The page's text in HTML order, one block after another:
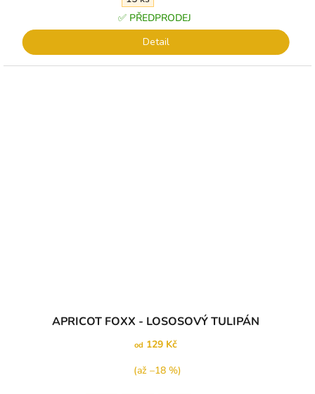
✅ PŘEDPRODEJ
Detail
APRICOT FOXX - LOSOSOVÝ TULIPÁN
od 129 Kč
(až –18 %)